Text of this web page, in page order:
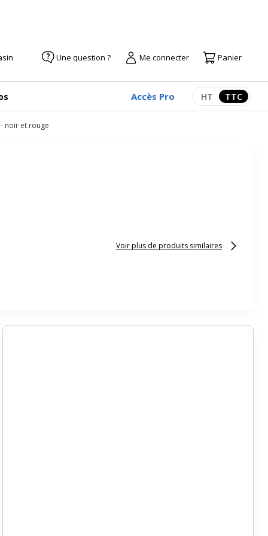
Une question ? Me connecter Panier
Accès Pro Afficher les
HT TTC
noir et rouge
Voir plus de produits similaires